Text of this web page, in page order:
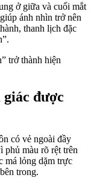
ở giữa và cuối mắt
ánh nhìn trở nên
thanh lịch đặc
giác được
có vẻ ngoài đầy
phủ màu rõ rệt trên
má lỏng dặm trực
trong.